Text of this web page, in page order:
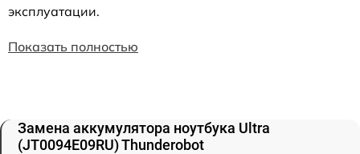
эксплуатации.
Показать полностью
Замена аккумулятора ноутбука Ultra
(JT0094E09RU) Thunderobot